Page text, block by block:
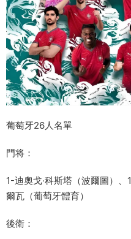
葡萄牙26人名單
門将：
1-迪奧戈·科斯塔（波爾圖）
爾瓦（葡萄牙體育）
後衛：